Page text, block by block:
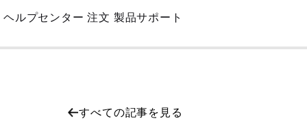
Skip
Main
ヘルプセンター 注文 製品サポート
すべての記事を見る